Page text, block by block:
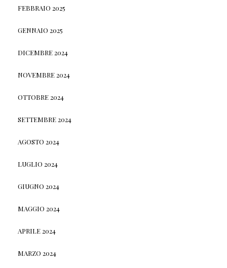
FEBBRAIO 2025
GENNAIO 2025
DICEMBRE 2024
NOVEMBRE 2024
OTTOBRE 2024
SETTEMBRE 2024
AGOSTO 2024
LUGLIO 2024
GIUGNO 2024
MAGGIO 2024
APRILE 2024
MARZO 2024